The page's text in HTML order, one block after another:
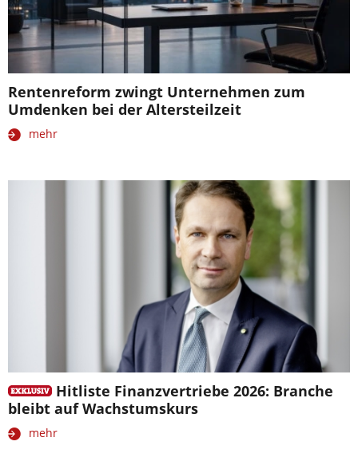
Rentenreform zwingt Unternehmen zum
Umdenken bei der Altersteilzeit
mehr
Hitliste Finanzvertriebe 2026: Branche
bleibt auf Wachstumskurs
mehr